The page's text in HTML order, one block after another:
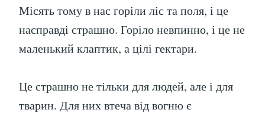
Місять тому в нас горіли ліс та поля, і це
насправді страшно. Горіло невпинно, і це не
маленький клаптик, а цілі гектари.
Це страшно не тільки для людей, але і для
тварин. Для них втеча від вогню є